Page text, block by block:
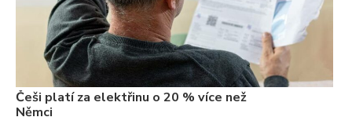
Češi platí za elektřinu o 20 % více než
Němci